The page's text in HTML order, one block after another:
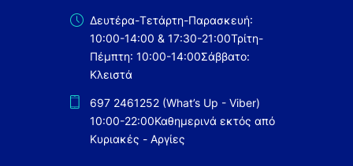
Δευτέρα-Τετάρτη-Παρασκευή:
10:00-14:00 & 17:30-21:00Τρίτη-
Πέμπτη: 10:00-14:00Σάββατο:
Κλειστά
697 2461252 (What’s Up - Viber)
10:00-22:00Καθημερινά εκτός από
Κυριακές - Αργίες